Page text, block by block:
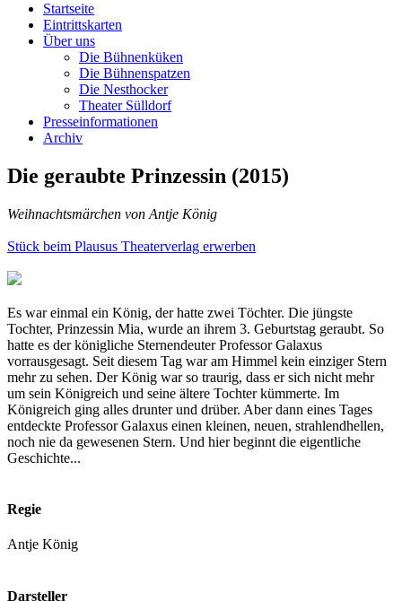
Startseite
Eintrittskarten
Über uns
Die Bühnenküken
Die Bühnenspatzen
Die Nesthocker
Theater Sülldorf
Presseinformationen
Archiv
Die geraubte Prinzessin (2015)
Weihnachtsmärchen von Antje König
Stück beim Plausus Theaterverlag erwerben
Es war einmal ein König, der hatte zwei Töchter. Die jüngste
Tochter, Prinzessin Mia, wurde an ihrem 3. Geburtstag geraubt. So
hatte es der königliche Sternendeuter Professor Galaxus
vorrausgesagt. Seit diesem Tag war am Himmel kein einziger Stern
mehr zu sehen. Der König war so traurig, dass er sich nicht mehr
um sein Königreich und seine ältere Tochter kümmerte. Im
Königreich ging alles drunter und drüber. Aber dann eines Tages
entdeckte Professor Galaxus einen kleinen, neuen, strahlendhellen,
noch nie da gewesenen Stern. Und hier beginnt die eigentliche
Geschichte...
Regie
Antje König
Darsteller